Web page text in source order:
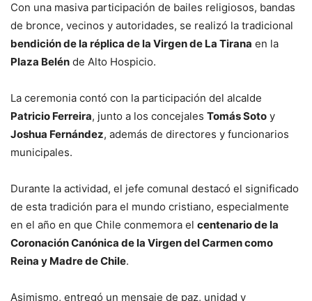
Con una masiva participación de bailes religiosos, bandas
de bronce, vecinos y autoridades, se realizó la tradicional
bendición de la réplica de la Virgen de La Tirana en la
Plaza Belén de Alto Hospicio.
La ceremonia contó con la participación del alcalde
Patricio Ferreira, junto a los concejales Tomás Soto y
Joshua Fernández, además de directores y funcionarios
municipales.
Durante la actividad, el jefe comunal destacó el significado
de esta tradición para el mundo cristiano, especialmente
en el año en que Chile conmemora el centenario de la
Coronación Canónica de la Virgen del Carmen como
Reina y Madre de Chile.
Asimismo, entregó un mensaje de paz, unidad y